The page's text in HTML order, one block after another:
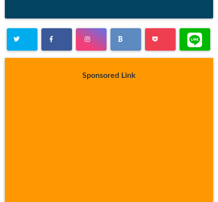
Sponsored Link